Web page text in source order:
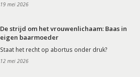
19 mei 2026
De strijd om het vrouwenlichaam: Baas in
eigen baarmoeder
Staat het recht op abortus onder druk?
12 mei 2026